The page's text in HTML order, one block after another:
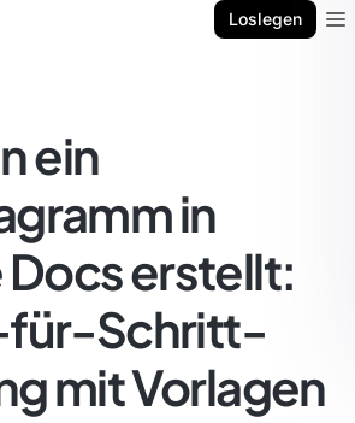
Loslegen
ein
in
erstellt:
Schritt-
mit Vorlagen